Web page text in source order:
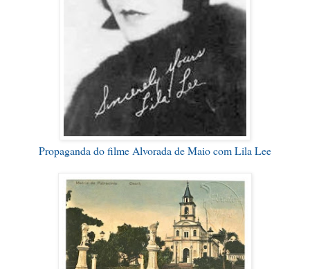
Propaganda do filme Alvorada de Maio com Lila Lee